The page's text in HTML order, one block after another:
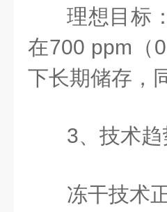
理想目标
在700 ppm（
下长期储存，
3、 技术
冻干技术